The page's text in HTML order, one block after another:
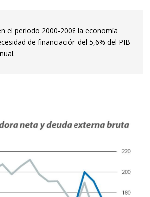
el periodo 2000-2008 la economía
de financiación del 5,6% del PIB